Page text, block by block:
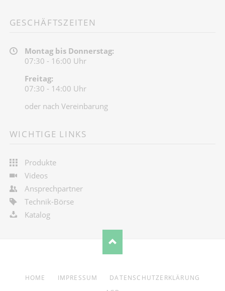
GESCHÄFTSZEITEN
Montag bis Donnerstag:
07:30 - 16:00 Uhr
Freitag:
07:30 - 14:00 Uhr
oder nach Vereinbarung
WICHTIGE LINKS
Produkte
Videos
Ansprechpartner
Technik-Börse
Katalog
NAVIGATION
HOME IMPRESSUM
DATENSCHUTZERKLÄRUNG